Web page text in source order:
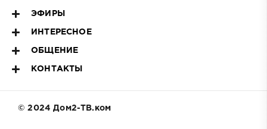
ЭФИРЫ
ИНТЕРЕСНОЕ
ОБЩЕНИЕ
КОНТАКТЫ
© 2024 Дом2-ТВ.ком